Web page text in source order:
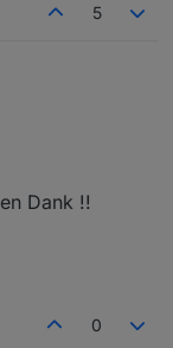
5
2 mal:
Dank !!
0